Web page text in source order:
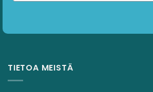
TIETOA MEISTÄ